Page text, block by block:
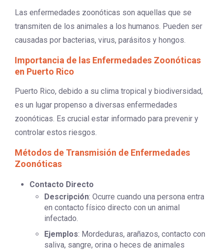
Las enfermedades zoonóticas son aquellas que se
transmiten de los animales a los humanos. Pueden ser
causadas por bacterias, virus, parásitos y hongos.
Importancia de las Enfermedades Zoonóticas
en Puerto Rico
Puerto Rico, debido a su clima tropical y biodiversidad,
es un lugar propenso a diversas enfermedades
zoonóticas. Es crucial estar informado para prevenir y
controlar estos riesgos.
Métodos de Transmisión de Enfermedades
Zoonóticas
Contacto Directo
Descripción: Ocurre cuando una persona entra
en contacto físico directo con un animal
infectado.
Ejemplos: Mordeduras, arañazos, contacto con
saliva, sangre, orina o heces de animales